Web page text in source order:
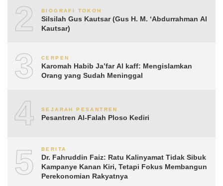
2 BIOGRAFI TOKOH
Silsilah Gus Kautsar (Gus H. M. ‘Abdurrahman Al
Kautsar)
3 CERPEN
Karomah Habib Ja’far Al kaff: Mengislamkan
Orang yang Sudah Meninggal
4 SEJARAH PESANTREN
Pesantren Al-Falah Ploso Kediri
5 BERITA
Dr. Fahruddin Faiz: Ratu Kalinyamat Tidak Sibuk
Kampanye Kanan Kiri, Tetapi Fokus Membangun
Perekonomian Rakyatnya